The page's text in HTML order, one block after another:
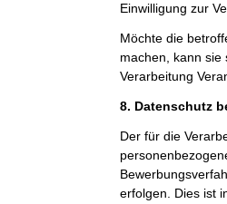
Einwilligung zur
Möchte die
machen, kann sie
Verarbeitung
8. Datenschutz
Der für die
erfolgen. Dies ist